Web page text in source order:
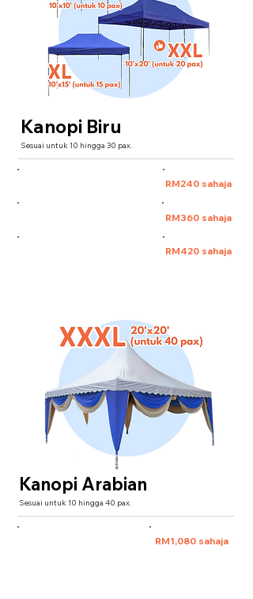
Kanopi Biru
Sesuai untuk 10 hingga 30 pax.
RM240 sahaja
RM360 sahaja
RM420 sahaja
Kanopi Arabian
Sesuai untuk 10 hingga 40 pax.
RM1,080 sahaja